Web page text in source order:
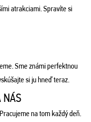
atrakciami. Spravíte si
Sme známi perfektnou
si ju hneď teraz.
NÁS
na tom každý deň.